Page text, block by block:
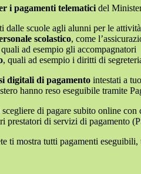
i pagamenti telematici del
dalle scuole agli alunni per le
scolastico, come
quali ad esempio gli accompagnatori
, quali ad esempio i diritti di
digitali di pagamento intestati a
hanno reso eseguibile tramite
di pagare subito online
di servizi di pagamento
ti mostra tutti pagamenti